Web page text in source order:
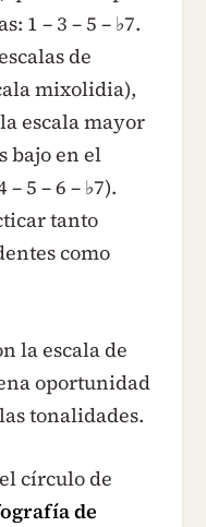
1 – 3 – 5 – ♭7.
de
mixolidia),
escala mayor
bajo en el
5 – 6 – ♭7).
tanto
como
la escala de
oportunidad
tonalidades.
círculo de
de